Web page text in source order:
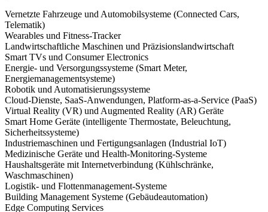
Vernetzte Fahrzeuge und Automobilsysteme (Connected Cars,
Telematik)
Wearables und Fitness-Tracker
Landwirtschaftliche Maschinen und Präzisionslandwirtschaft
Smart TVs und Consumer Electronics
Energie- und Versorgungssysteme (Smart Meter,
Energiemanagementsysteme)
Robotik und Automatisierungssysteme
Cloud-Dienste, SaaS-Anwendungen, Platform-as-a-Service (PaaS)
Virtual Reality (VR) und Augmented Reality (AR) Geräte
Smart Home Geräte (intelligente Thermostate, Beleuchtung,
Sicherheitssysteme)
Industriemaschinen und Fertigungsanlagen (Industrial IoT)
Medizinische Geräte und Health-Monitoring-Systeme
Haushaltsgeräte mit Internetverbindung (Kühlschränke,
Waschmaschinen)
Logistik- und Flottenmanagement-Systeme
Building Management Systeme (Gebäudeautomation)
Edge Computing Services